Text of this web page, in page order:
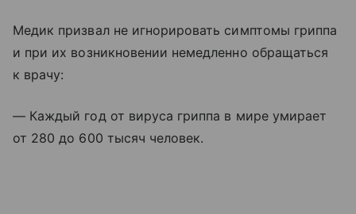
Медик призвал не игнорировать симптомы гриппа
и при их возникновении немедленно обращаться
к врачу:
— Каждый год от вируса гриппа в мире умирает
от 280 до 600 тысяч человек.